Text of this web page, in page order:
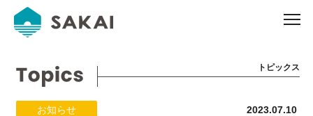
トピックス
お知らせ 2023.07.10